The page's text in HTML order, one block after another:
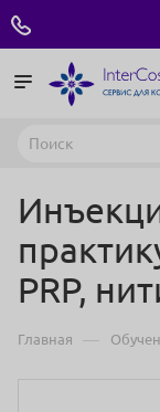
PRP,
Главная —